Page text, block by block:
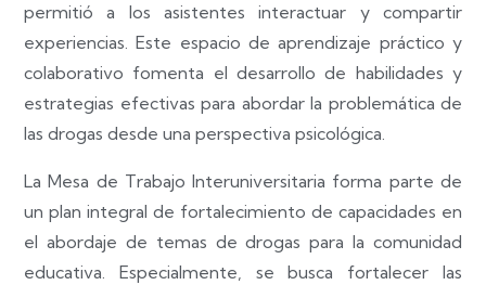
permitió a los asistentes interactuar y compartir
experiencias. Este espacio de aprendizaje práctico y
colaborativo fomenta el desarrollo de habilidades y
estrategias efectivas para abordar la problemática de
las drogas desde una perspectiva psicológica.
La Mesa de Trabajo Interuniversitaria forma parte de
un plan integral de fortalecimiento de capacidades en
el abordaje de temas de drogas para la comunidad
educativa. Especialmente, se busca fortalecer las